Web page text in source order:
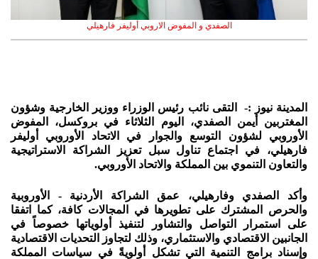
الصفدي و المفوض الاروبي أوليفر فارهيلي
المدينة نيوز :- التقى نائب رئيس الوزراء ووزير الخارجية وشؤون
المغتربين أيمن الصفدي، اليوم الثلاثاء في بروكسل، المفوض
الأوروبي لشؤون التوسع والجوار في الاتحاد الأوروبي أوليفر
فارهيلي، في اجتماع تناول سبل تعزيز الشراكة الاستراتيجية
والتعاون التنموي بين المملكة والاتحاد الأوروبي.
وأكد الصفدي وفارهيلي، عمق الشراكة الأردنية - الأوروبية
والحرص المشترك على تطويرها في المجالات كافة، كما اتفقا
على استمرار التواصل والتشاور لتنفيذ أولوياتها خصوصاً في
الجانبين الاقتصادي والاستثماري، وذلك لتجاوز التحديات الاقتصادية
وإسناد برامج التنمية التي تشكل أولويةً في سياسات المملكة